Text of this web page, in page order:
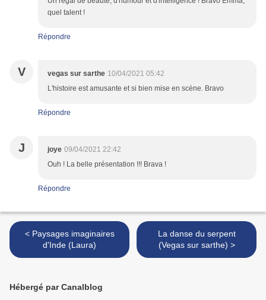
quel talent !
Répondre
V vegas sur sarthe 10/04/2021 05:42
L'histoire est amusante et si bien mise en scène. Bravo
Répondre
J joye 09/04/2021 22:42
Ouh ! La belle présentation !!! Brava !
Répondre
< Paysages imaginaires
d'Inde (Laura)
La danse du serpent
(Vegas sur sarthe) >
Hébergé par Canalblog